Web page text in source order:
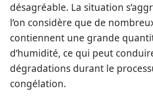
désagréable. La situation
l’on considère que de
contiennent une grande
d’humidité, ce qui peut
dégradations durant le
congélation.